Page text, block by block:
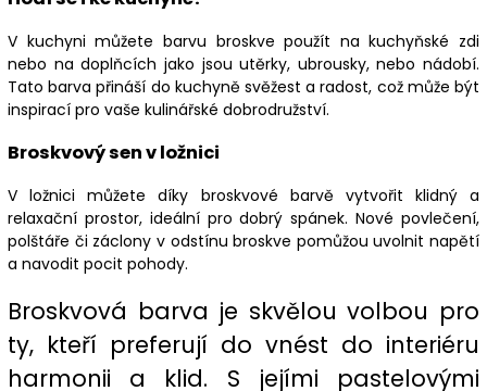
V kuchyni můžete barvu broskve použít na kuchyňské zdi
nebo na doplňcích jako jsou utěrky, ubrousky, nebo nádobí.
Tato barva přináší do kuchyně svěžest a radost, což může být
inspirací pro vaše kulinářské dobrodružství.
Broskvový sen v ložnici
V ložnici můžete díky broskvové barvě vytvořit klidný a
relaxační prostor, ideální pro dobrý spánek. Nové povlečení,
polštáře či záclony v odstínu broskve pomůžou uvolnit napětí
a navodit pocit pohody.
Broskvová barva je skvělou volbou pro
ty, kteří preferují do vnést do interiéru
harmonii a klid. S jejími pastelovými